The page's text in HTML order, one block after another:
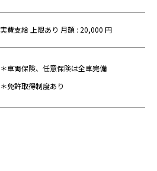
実費支給 上限あり 月額 : 20,000 円
＊車両保険、任意保険は全車完備
＊免許取得制度あり